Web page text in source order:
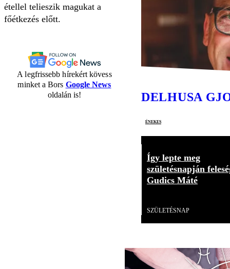
étellel telieszik magukat a
főétkezés előtt.
A legfrissebb hírekért kövess
minket a Bors Google News
oldalán is!
DELHUSA
énekes
Így lepte meg
születésnapján
Gudics Máté
SZÜLETÉSNAP